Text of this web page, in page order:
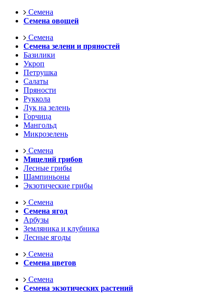
Семена
Семена овощей
Семена
Семена зелени и пряностей
Базилики
Укроп
Петрушка
Салаты
Пряности
Руккола
Лук на зелень
Горчица
Мангольд
Микрозелень
Семена
Мицелий грибов
Лесные грибы
Шампиньоны
Экзотические грибы
Семена
Семена ягод
Арбузы
Земляника и клубника
Лесные ягоды
Семена
Семена цветов
Семена
Семена экзотических растений